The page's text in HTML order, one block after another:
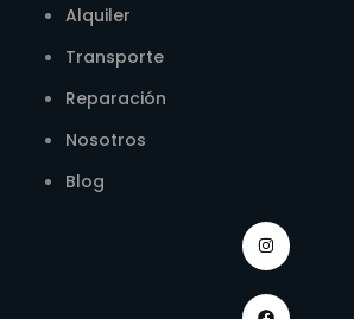
Alquiler
Transporte
Reparación
Nosotros
Blog